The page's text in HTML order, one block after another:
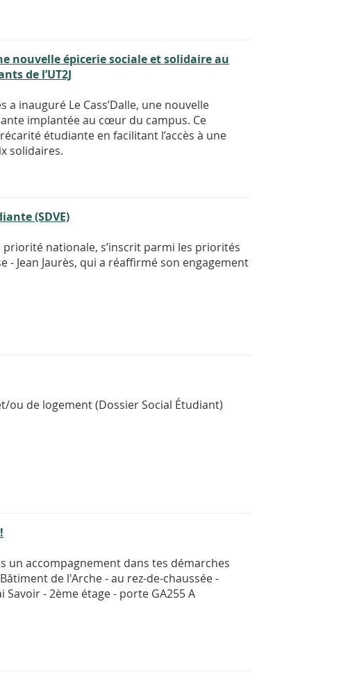
nouvelle épicerie sociale et solidaire au
de l’UT2J
a inauguré Le Cass’Dalle, une nouvelle
implantée au cœur du campus. Ce
étudiante en facilitant l’accès à une
solidaires.
(SDVE)
priorité nationale, s’inscrit parmi les priorités
- Jean Jaurès, qui a réaffirmé son engagement
ou de logement (Dossier Social Étudiant)
un accompagnement dans tes démarches
de l'Arche - au rez-de-chaussée -
- 2ème étage - porte GA255 A